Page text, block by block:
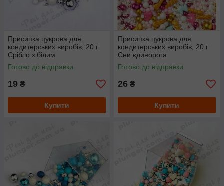
Присипка цукрова для
кондитерських виробів, 20 г
Срібло з білим
Готово до відправки
19 ₴
Купити
Присипка цукрова для
кондитерських виробів, 20 г
Сни єдинорога
Готово до відправки
26 ₴
Купити